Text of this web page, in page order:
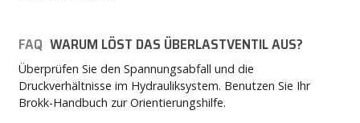
FAQ WARUM LÖST DAS ÜBERLASTVENTIL AUS?
Überprüfen Sie den Spannungsabfall und die
Druckverhältnisse im Hydrauliksystem. Benutzen Sie Ihr
Brokk-Handbuch zur Orientierungshilfe.